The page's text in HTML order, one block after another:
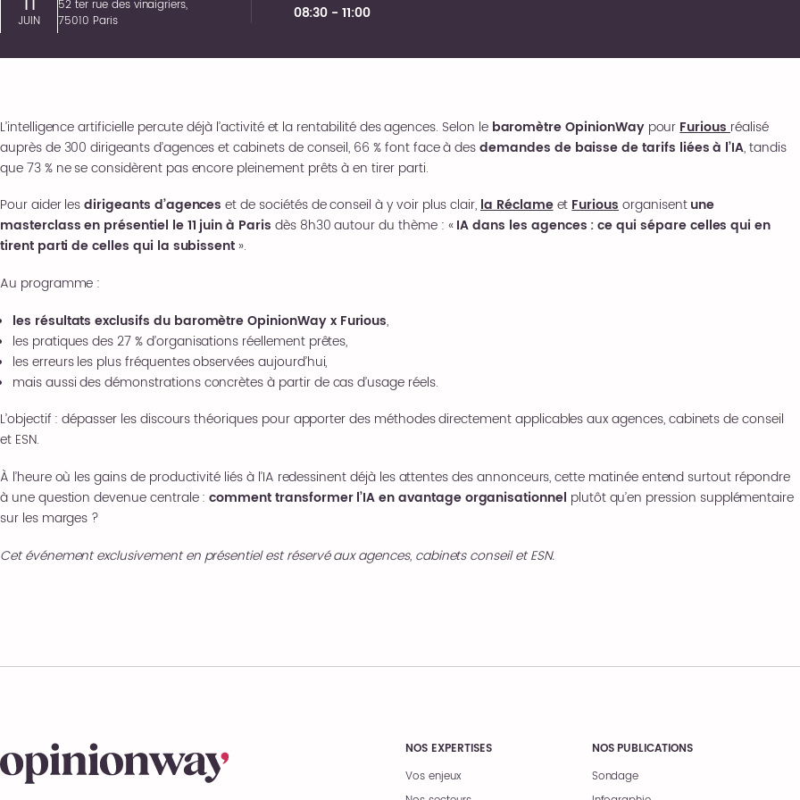
JUIN
52 ter rue des vinaigriers,
75010 Paris
08:30 - 11:00
L’intelligence artificielle percute déjà l’activité et la rentabilité des agences. Selon le baromètre OpinionWaypourFuriousréalisé
auprès de 300 dirigeants d’agences et cabinets de conseil, 66 % font face à desdemandes de baisse de tarifs liées à l’IA, tandis
que 73 % ne se considèrent pas encore pleinement prêts à en tirer parti.
Pour aider lesdirigeants d’agences et de sociétés de conseil à y voir plus clair,la RéclameetFuriousorganisentune
masterclass en présentiel le 11 juin à Paris dès 8h30 autour du thème : «IA dans les agences : ce qui sépare celles qui en
tirent parti de celles qui la subissent ».
Au programme :
les résultats exclusifs du baromètre OpinionWay x Furious,
les pratiques des 27 % d’organisations réellement prêtes,
les erreurs les plus fréquentes observées aujourd’hui,
mais aussi des démonstrations concrètes à partir de cas d’usage réels.
L’objectif : dépasser les discours théoriques pour apporter des méthodes directement applicables aux agences, cabinets de conseil
et ESN.
À l’heure où les gains de productivité liés à l’IA redessinent déjà les attentes des annonceurs, cette matinée entend surtout répondre
à une question devenue centrale :comment transformer l’IA en avantage organisationnel plutôt qu’en pression supplémentaire
sur les marges ?
Cet événement exclusivement en présentiel est réservé aux agences, cabinets conseil et ESN.
NOS EXPERTISES
Vos enjeux
NOS PUBLICATIONS
Sondage